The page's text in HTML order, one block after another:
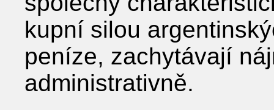
kupní silou
peníze, zachytávají
administrativně.